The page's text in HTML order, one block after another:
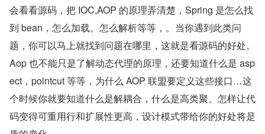
会看看源码，把 IOC,AOP 的原理弄清楚，Spring 是怎么找
到 bean，怎么加载。怎么解析等等，。当你遇到此类问
题，你可以马上就找到问题在哪里，这就是看源码的好处。
Aop 也不能只是了解动态代理的原理，还要知道什么是 asp
ect，pointcut 等等，为什么 AOP 联盟要定义这些接口…这
个时候你就要知道什么是解耦合，什么是高类聚。怎样让代
码变得可重用行和扩展性更高，设计模式带给你的好处将是